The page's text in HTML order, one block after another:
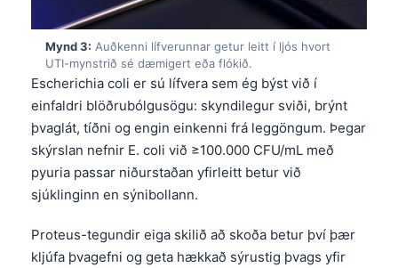
Mynd 3: Auðkenni lífverunnar getur leitt í ljós hvort
UTI-mynstrið sé dæmigert eða flókið.
Escherichia coli er sú lífvera sem ég býst við í
einfaldri blöðrubólgusögu: skyndilegur sviði, brýnt
þvaglát, tíðni og engin einkenni frá leggöngum. Þegar
skýrslan nefnir E. coli við ≥100.000 CFU/mL með
pyuria passar niðurstaðan yfirleitt betur við
sjúklinginn en sýnibollann.
Proteus-tegundir eiga skilið að skoða betur því þær
kljúfa þvagefni og geta hækkað sýrustig þvags yfir